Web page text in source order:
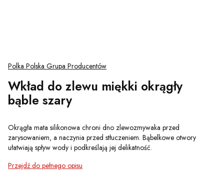
Polka Polska Grupa Producentów
Wkład do zlewu miękki okrągły
bąble szary
Okrągła mata silikonowa chroni dno zlewozmywaka przed
zarysowaniem, a naczynia przed stłuczeniem. Bąbelkowe otwory
ułatwiają spływ wody i podkreślają jej delikatność.
Przejdź do pełnego opisu